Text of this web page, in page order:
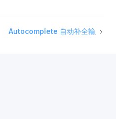
Autocomplete 自动补全输入框